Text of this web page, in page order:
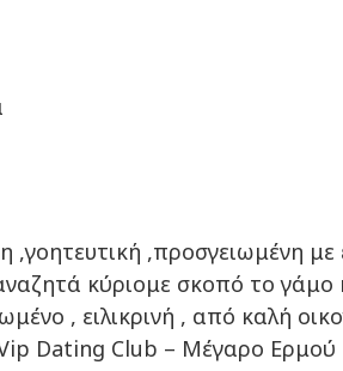
,γοητευτική ,προσγειωμένη με
κύριομε σκοπό το γάμο
, ειλικρινή , από καλή
Dating Club – Μέγαρο